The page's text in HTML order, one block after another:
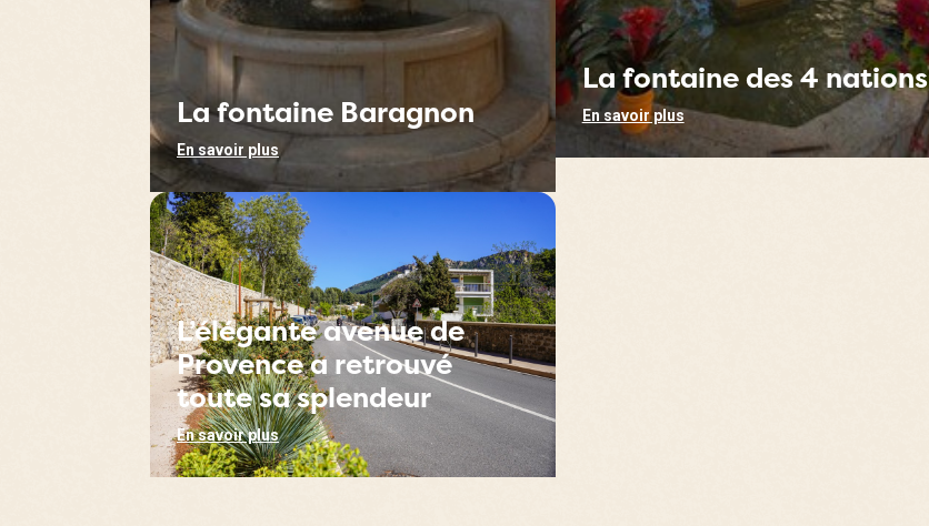
La fontaine Baragnon
En savoir plus
La fontaine des 4 nations
En savoir plus
L’élégante avenue de
Provence a retrouvé
toute sa splendeur
En savoir plus